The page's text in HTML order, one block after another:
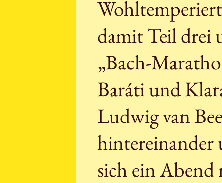
damit Teil drei
„Bach-
Baráti und
Ludwig van
hintereinander
sich ein